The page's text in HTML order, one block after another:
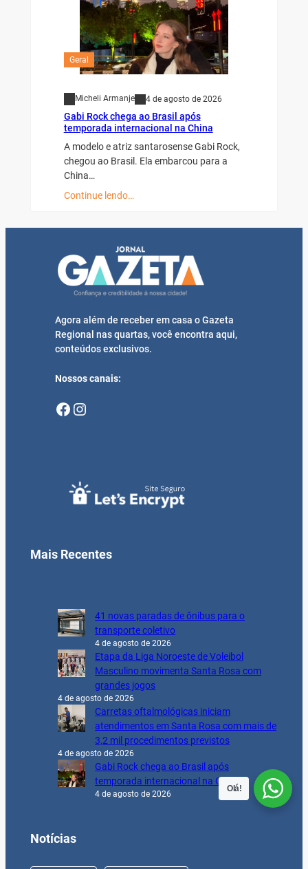
Geral
Micheli Armanje 4 de agosto de 2026
Gabi Rock chega ao Brasil após
temporada internacional na China
A modelo e atriz santarosense Gabi Rock,
chegou ao Brasil. Ela embarcou para a
China…
Continue lendo…
Agora além de receber em casa o Gazeta
Regional nas quartas, você encontra aqui,
conteúdos exclusivos.
Nossos canais:
Facebook Instagram
Mais Recentes
41 novas paradas de ônibus para o
transporte coletivo
4 de agosto de 2026
Etapa da Liga Noroeste de Voleibol
Masculino movimenta Santa Rosa com
grandes jogos
4 de agosto de 2026
Carretas oftalmológicas iniciam
atendimentos em Santa Rosa com mais de
3,2 mil procedimentos previstos
4 de agosto de 2026
Gabi Rock chega ao Brasil após
temporada internacional na China
4 de agosto de 2026
Notícias
Olá!